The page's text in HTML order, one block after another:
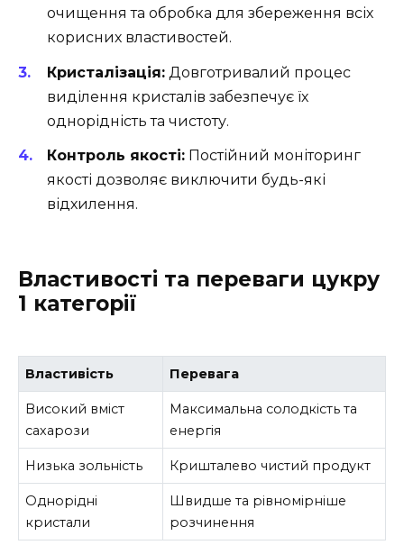
очищення та обробка для збереження всіх
корисних властивостей.
Кристалізація: Довготривалий процес
виділення кристалів забезпечує їх
однорідність та чистоту.
Контроль якості: Постійний моніторинг
якості дозволяє виключити будь-які
відхилення.
Властивості та переваги цукру
1 категорії
Властивість Перевага
Високий вміст
сахарози
Максимальна солодкість та
енергія
Низька зольність Кришталево чистий продукт
Однорідні
кристали
Швидше та рівномірніше
розчинення